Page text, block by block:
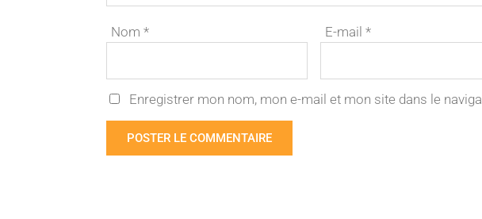
Nom* E-mail *
Enregistrer mon nom, mon e-mail et mon site dans le